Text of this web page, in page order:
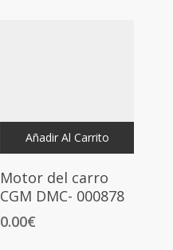
Añadir Al Carrito
Motor del carro
CGM DMC- 000878
0.00€